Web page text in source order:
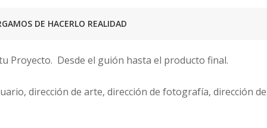
DE HACERLO REALIDAD
Proyecto. Desde el guión hasta el producto final.
dirección de arte, dirección de fotografía, dirección